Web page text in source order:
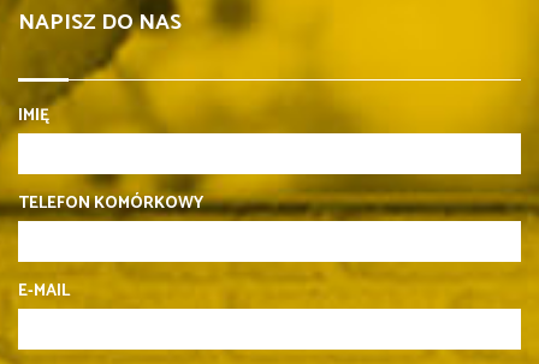
NAPISZ DO NAS
IMIĘ
TELEFON KOMÓRKOWY
E-MAIL